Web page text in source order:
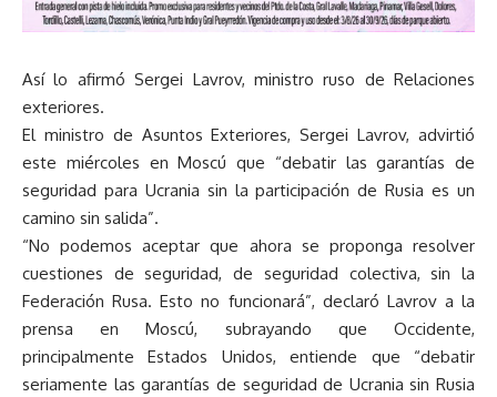
Así lo afirmó Sergei Lavrov, ministro ruso de Relaciones
exteriores.
El ministro de Asuntos Exteriores, Sergei Lavrov, advirtió
este miércoles en Moscú que “debatir las garantías de
seguridad para Ucrania sin la participación de Rusia es un
camino sin salida”.
“No podemos aceptar que ahora se proponga resolver
cuestiones de seguridad, de seguridad colectiva, sin la
Federación Rusa. Esto no funcionará”, declaró Lavrov a la
prensa en Moscú, subrayando que Occidente,
principalmente Estados Unidos, entiende que “debatir
seriamente las garantías de seguridad de Ucrania sin Rusia